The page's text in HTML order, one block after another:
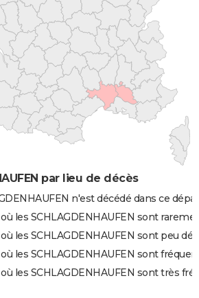
par lieu de décès
n'est décédé dans ce
les SCHLAGDENHAUFEN sont
les SCHLAGDENHAUFEN sont peu
les SCHLAGDENHAUFEN sont
les SCHLAGDENHAUFEN sont très